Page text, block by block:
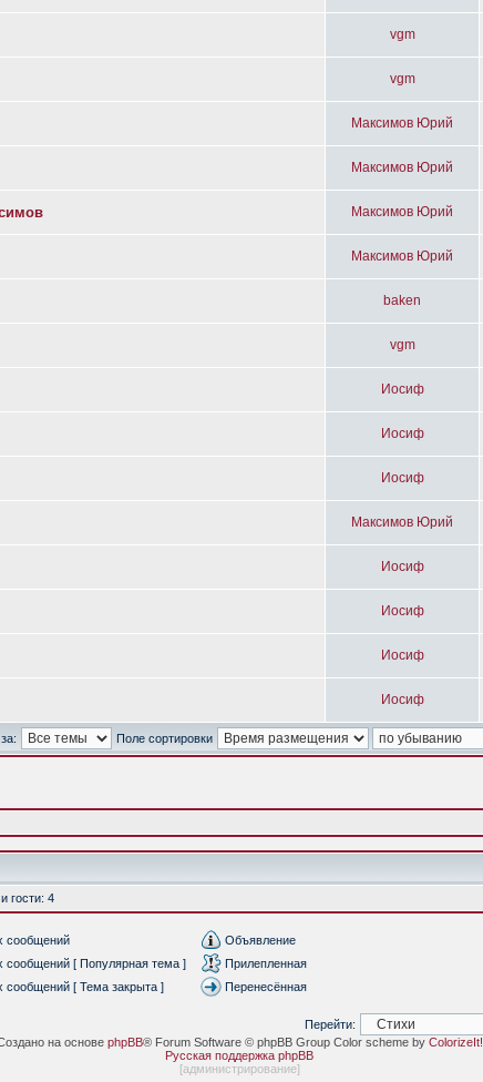
vgm
vgm
Максимов Юрий
Максимов Юрий
Максимов Юрий
Максимов Юрий
baken
vgm
Иосиф
Иосиф
Иосиф
Максимов Юрий
Иосиф
Иосиф
Иосиф
Иосиф
Поле сортировки
гости: 4
сообщений
Объявление
сообщений [ Популярная тема ]
Прилепленная
сообщений [ Тема закрыта ] Перенесённая
Перейти:
на основе phpBB® Forum Software © phpBB Group Color scheme by ColorizeIt!
Русская поддержка phpBB
[администрирование]